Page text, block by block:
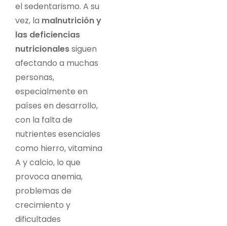
el sedentarismo. A su
vez, la malnutrición y
las deficiencias
nutricionalessiguen
afectando a muchas
personas,
especialmente en
países en desarrollo,
con la falta de
nutrientes esenciales
como hierro, vitamina
A y calcio, lo que
provoca anemia,
problemas de
crecimiento y
dificultades